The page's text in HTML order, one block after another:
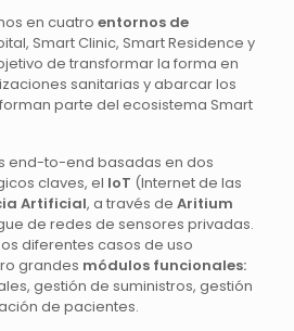
en cuatro entornos de
Smart Clinic, Smart Residence y
de transformar la forma en
sanitarias y abarcar los
parte del ecosistema Smart
end-to-end basadas en dos
claves, el IoT (Internet de las
Artificial, a través de Aritium
de redes de sensores privadas.
diferentes casos de uso
grandes módulos funcionales:
gestión de suministros, gestión
de pacientes.